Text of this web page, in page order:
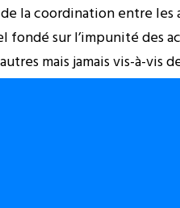
la coordination entre les
sur l’impunité des
mais jamais vis-à-
l’Etat, il n’y a de réel